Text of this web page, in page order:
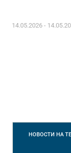
14.05.2026 -
НОВОСТИ НА